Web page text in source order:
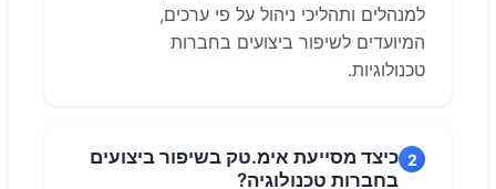
למנהלים ותהליכי ניהול על פי ערכים,
המיועדים לשיפור ביצועים בחברות
טכנולוגיות.
2 כיצד מסייעת אימ.טק בשיפור ביצועים
בחברות טכנולוגיה?